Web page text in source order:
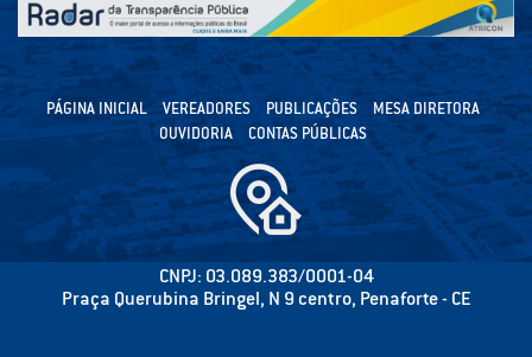
PÁGINA INICIAL VEREADORES PUBLICAÇÕES
MESA DIRETORA
OUVIDORIA
CONTAS PÚBLICAS
CNPJ: 03.089.383/0001-04
Praça Querubina Bringel, N 9 centro, Penaforte - CE